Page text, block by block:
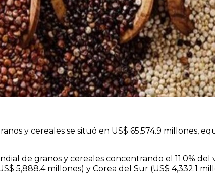
y cereales se situó en US$ 65,574.9 millones,
de granos y cereales concentrando el 11.0% del
5,888.4 millones) y Corea del Sur (US$ 4,332.1